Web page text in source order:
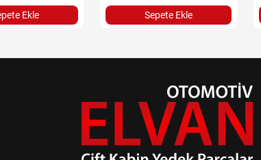
Ekle Sepete Ekle